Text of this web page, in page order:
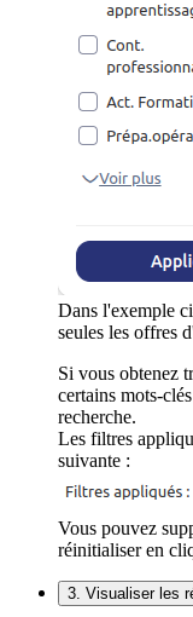
Dans l'exemple
seules les offres
Si vous obtenez
certains mots-
recherche.
Les filtres
suivante :
Vous pouvez
réinitialiser en
3. Visualiser les